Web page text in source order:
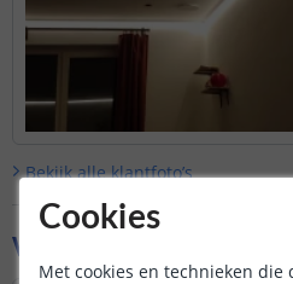
Bekijk alleklantfoto’s
Vraag & antwoord
Cookies
Met cookies en technieken